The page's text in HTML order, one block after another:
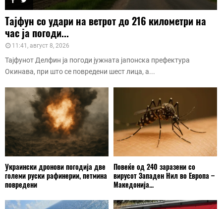
Тајфун со удари на ветрот до 216 километри на
час ја погоди...
11:41, август 8, 2026
Тајфунот Делфин ја погоди јужната јапонска префектура
Окинава, при што се повредени шест лица, а...
Украински дронови погодија две
големи руски рафинерии, петмина
повредени
Повеќе од 240 заразени со
вирусот Западен Нил во Европа –
Македонија...